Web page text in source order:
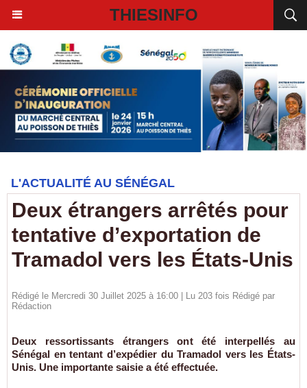
THIESINFO
L'ACTUALITÉ AU SÉNÉGAL
Deux étrangers arrêtés pour
tentative d’exportation de
Tramadol vers les États-Unis
Rédigé le Mercredi 30 Juillet 2025 à 16:00 | Lu 203 fois Rédigé par
Rédaction
Deux ressortissants étrangers ont été interpellés au
Sénégal en tentant d’expédier du Tramadol vers les États-
Unis. Une importante saisie a été effectuée.